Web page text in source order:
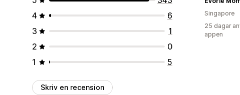
4
6
3
1
2
0
1
5
Skriv en recension
Singapore
25 dagar
appen